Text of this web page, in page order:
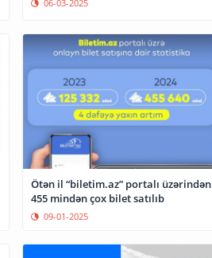
06-03-2025
Ötən il “biletim.az” portalı üzərindən
455 mindən çox bilet satılıb
09-01-2025